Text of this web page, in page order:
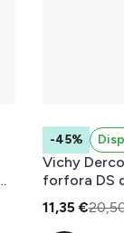
-45%
Vichy
forfora DS
secchi 200
11,35 €